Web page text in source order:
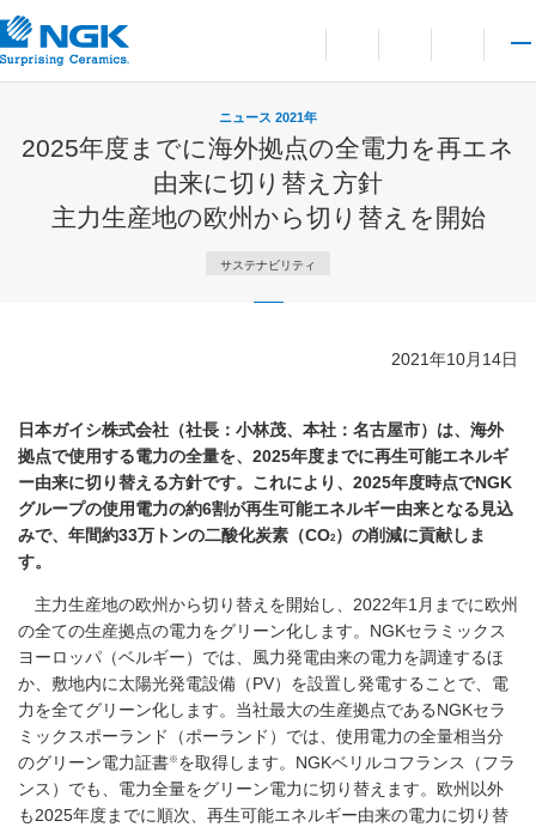
言語切り替えメニュー
サイト内検索を開
お問い合わせ
メイ
ニュース 2021年
2025年度までに海外拠点の全電力を再エネ
由来に切り替え方針
主力生産地の欧州から切り替えを開始
サステナビリティ
2021年10月14日
日本ガイシ株式会社（社長：小林茂、本社：名古屋市）は、海外
拠点で使用する電力の全量を、2025年度までに再生可能エネルギ
ー由来に切り替える方針です。これにより、2025年度時点でNGK
グループの使用電力の約6割が再生可能エネルギー由来となる見込
みで、年間約33万トンの二酸化炭素（CO2 ）の削減に貢献しま
す。
主力生産地の欧州から切り替えを開始し、2022年1月までに欧州
の全ての生産拠点の電力をグリーン化します。NGKセラミックス
ヨーロッパ（ベルギー）では、風力発電由来の電力を調達するほ
か、敷地内に太陽光発電設備（PV）を設置し発電することで、電
力を全てグリーン化します。当社最大の生産拠点であるNGKセラ
ミックスポーランド（ポーランド）では、使用電力の全量相当分
のグリーン電力証書※ を取得します。NGKベリルコフランス（フラ
ンス）でも、電力全量をグリーン電力に切り替えます。欧州以外
も2025年度までに順次、再生可能エネルギー由来の電力に切り替